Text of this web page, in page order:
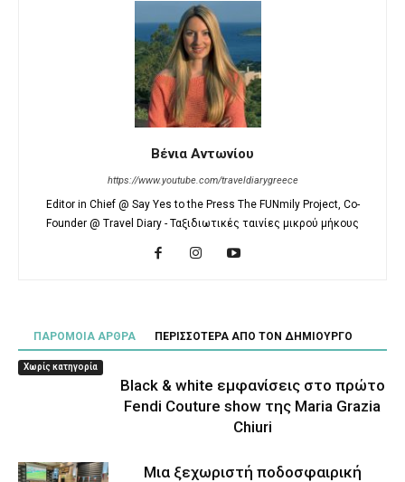
Βένια Αντωνίου
https://www.youtube.com/traveldiarygreece
Editor in Chief @ Say Yes to the Press The FUNmily Project, Co-
Founder @ Travel Diary - Ταξιδιωτικές ταινίες μικρού μήκους
ΠΑΡΟΜΟΙΑ ΑΡΘΡΑ ΠΕΡΙΣΣΟΤΕΡΑ ΑΠΟ ΤΟΝ ΔΗΜΙΟΥΡΓΟ
Χωρίς κατηγορία
Black & white εμφανίσεις στο πρώτο
Fendi Couture show της Maria Grazia
Chiuri
Μια ξεχωριστή ποδοσφαιρική